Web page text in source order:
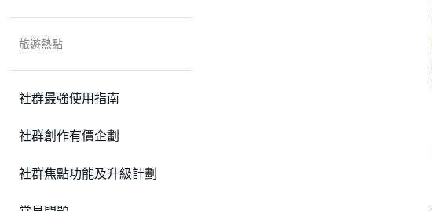
旅遊熱點
社群最強使用指南
社群創作有價企劃
社群焦點功能及升級計劃